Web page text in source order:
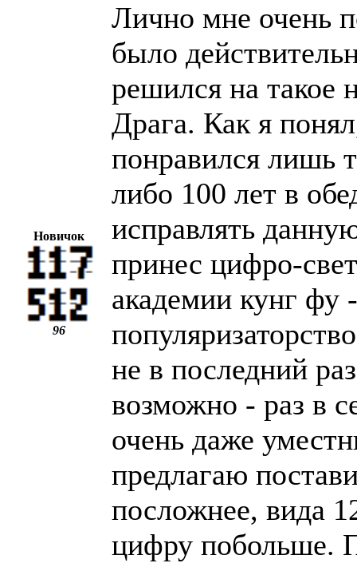
Новичок
96
Лично мне очень
было
решился на такое
Драга. Как я
понравился лишь
либо 100 лет в
исправлять
принес цифро-
академии кунг фу
не в последний
возможно - раз в
очень даже
предлагаю
посложнее, вида
цифру побольше.